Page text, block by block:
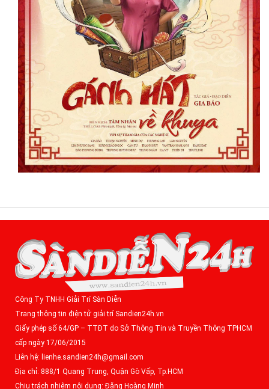
Công Ty TNHH Giải Trí Sàn Diễn
Trang thông tin điện tử giải trí Sandien24h.vn
Giấy phép số 64/GP – TTĐT do Sở Thông Tin và Truyền Thông TPHCM
cấp ngày 17/06/2015
Liên hệ: lienhe.sandien24h@gmail.com
Địa chỉ: 888/1 Quang Trung, Quận Gò Vấp, Tp.HCM
Chịu trách nhiệm nội dung: Đặng Hoàng Minh